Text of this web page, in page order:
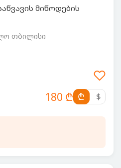
მიწოდების
თბილისი
180 ₾ ₾ $